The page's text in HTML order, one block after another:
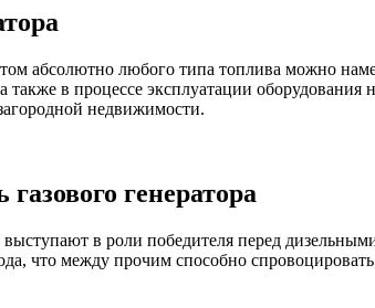
абсолютно любого типа топлива можно
в процессе эксплуатации
недвижимости.
генератора
в роли победителя перед
что между прочим способно